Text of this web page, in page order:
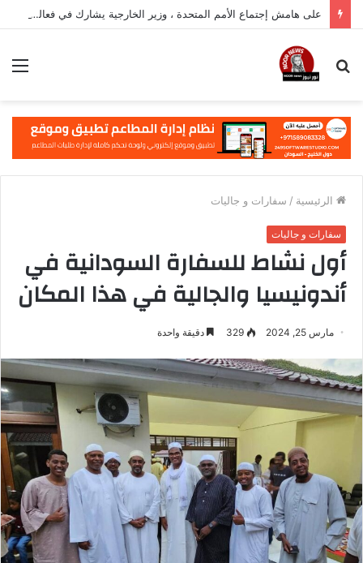
على هامش إجتماع الأمم المتحدة ، وزير الخارجية يشارك في فعالية مهمة في نيويورك
بحث
الرئيسية / سفارات و جاليات
سفارات و جاليات
أول نشاط للسفارة السودانية في
أندونيسيا والجالية في هذا المكان
مارس 25, 2024 329 دقيقة واحدة